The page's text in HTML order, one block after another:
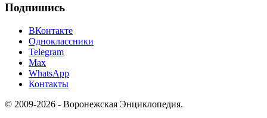
Подпишись
ВКонтакте
Одноклассники
Telegram
Max
WhatsApp
Контакты
© 2009-2026 - Воронежская Энциклопедия.